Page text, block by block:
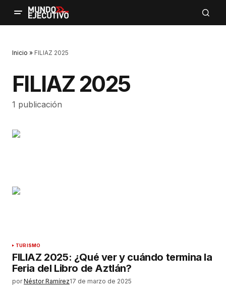
Inicio » FILIAZ 2025
FILIAZ 2025
1 publicación
TURISMO
FILIAZ 2025: ¿Qué ver y cuándo termina la
Feria del Libro de Aztlán?
por Néstor Ramírez17 de marzo de 2025